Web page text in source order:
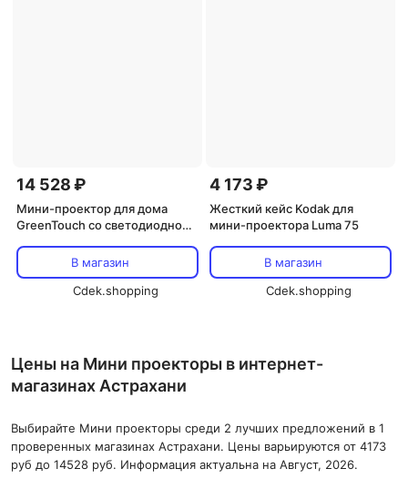
14 528 ₽
Мини-проектор для дома
GreenTouch со светодиодной
В магазин
Cdek.shopping
4 173 ₽
Жесткий кейс Kodak для
мини-проектора Luma 75
В магазин
Cdek.shopping
Цены на Мини проекторы в интернет-
магазинах Астрахани
Выбирайте Мини проекторы среди 2 лучших предложений в 1
проверенных магазинах Астрахани. Цены варьируются от 4173
руб до 14528 руб. Информация актуальна на Август, 2026.